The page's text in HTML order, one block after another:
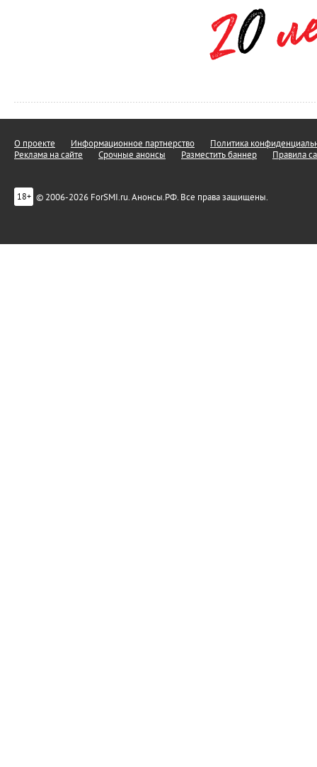
О проекте Информационное партнерство
Политика
Реклама на сайте
Срочные анонсы Разместить баннер Правила
18+ © 2006-2026 ForSMI.ru. Анонсы.РФ. Все права защищены.